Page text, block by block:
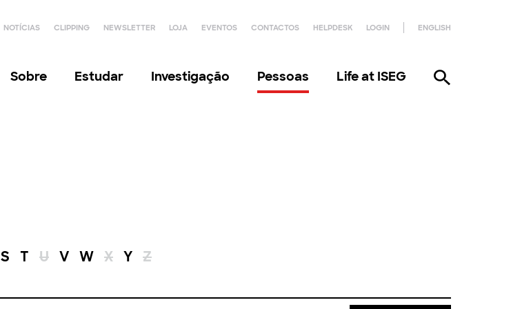
NOTÍCIAS CLIPPING NEWSLETTER LOJA EVENTOS CONTACTOS HELPDESK LOGIN ENGLISH
Sobre Estudar Investigação Pessoas Life at ISEG
S T U V W X Y Z